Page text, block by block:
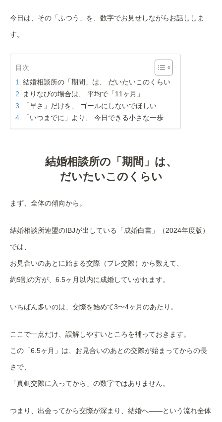
今日は、その「ふつう」を、数字でお見せしながらお話ししま
す。
目次
結婚相談所の「期間」は、 だいたいこのくらい
まりなびの場合は、 平均で「11ヶ月」
「早さ」だけを、 ゴールにしないでほしい
「いつまでに」より、 今日できる小さな一歩
結婚相談所の「期間」は、
だいたいこのくらい
まず、全体の傾向から。
結婚相談所連盟のIBJが出している「成婚白書」（2024年度版）
では、
お見合いのあとに始まる交際（プレ交際）から数えて、
約9割の方が、6.5ヶ月以内に成婚していかれます。
いちばん多いのは、交際を始めて3〜4ヶ月のあたり。
ここで一点だけ、誤解しやすいところを補っておきます。
この「6.5ヶ月」は、お見合いのあとの交際が始まってからの長
さで、
「真剣交際に入ってから」の数字ではありません。
つまり、出会ってから交際が深まり、結婚へ——という流れ全体